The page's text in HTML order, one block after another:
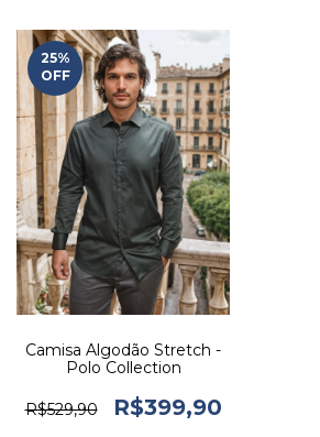
25%
OFF
Camisa Algodão Stretch -
Polo Collection
R$529,90 R$399,90